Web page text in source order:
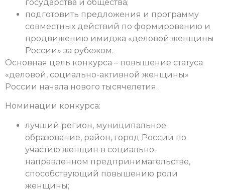
государства и общества;
подготовить предложения и программу
совместных действий по формированию и
продвижению имиджа «деловой женщины
России» за рубежом.
Основная цель конкурса – повышение статуса
«деловой, социально-активной женщины»
России начала нового тысячелетия.
Номинации конкурса:
лучший регион, муниципальное
образование, район, город России по
участию женщин в социально-
направленном предпринимательстве,
способствующий повышению роли
женщины;